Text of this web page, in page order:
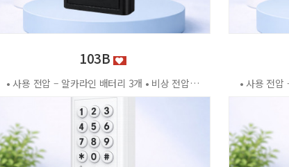
103B
• 사용 전압 – 알카라인 배터리 3개 • 비상 전압 - DC3.2V±0.2V • 전력 소비량 – 정전류 : ≤30μA 동작전류 : ≤150 MA • 사용 환경 – 온도 : 0℃ ~ +70℃ 습도 : RH 20% ~ RH95%RH 사용방법 < 잠금방법 > - 비밀번호 4자리 숫자를 입력하면 문이 자동으로 잠깁니다. < 찾는방법> - 입력했던 비밀번호 4자리 숫자를 누르면 자동으로 문이 열립니다. - 비밀번호를 잊었을 경우 마스터키 사용 가능 특징 - 마스터키 10개까지 등록가능 - 버튼 백라이트 - 배터리 방전 시 외부전원 공급기 사용가능 - 자동/수동 잠금 설정 가능 - 마스터 비밀번호 설정 가능 - 무음모드 가능 [이 게시물은 관리자님에 의해 2026-06-18 11:43:04 제품소개에서 복사 됨]